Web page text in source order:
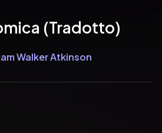
(Tradotto)
Walker Atkinson